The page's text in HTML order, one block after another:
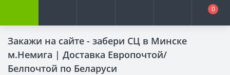
Закажи на сайте - забери СЦ в Минске
м.Немига | Доставка Европочтой/
Белпочтой по Беларуси
0